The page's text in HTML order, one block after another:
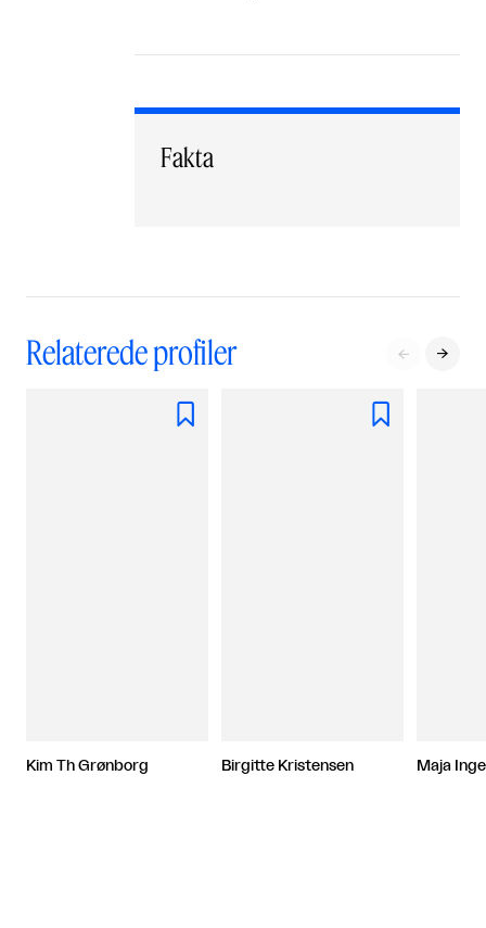
Fakta
Relaterede profiler  

Kim Th Grønborg

Birgitte Kristensen Maja